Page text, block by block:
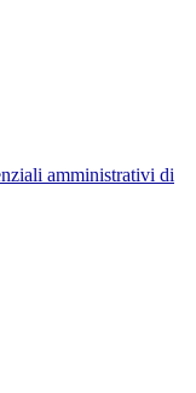
amministrativi di